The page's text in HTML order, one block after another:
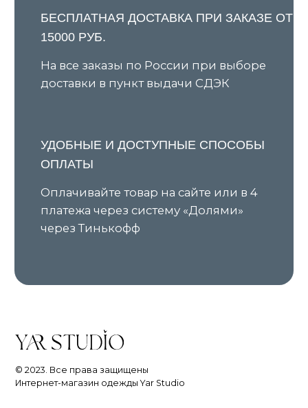
КАТАЛОГ ПОКУПАТЕЛЯМ
В наличии
Кардиганы
Оплата и доставка
Оплата через сервис «Долями»
Возврат и обмен товара
Уход за изделиями
Оферта
соответствии с Политикой конфиденциальности
соглашаюсь на получение рекламной и